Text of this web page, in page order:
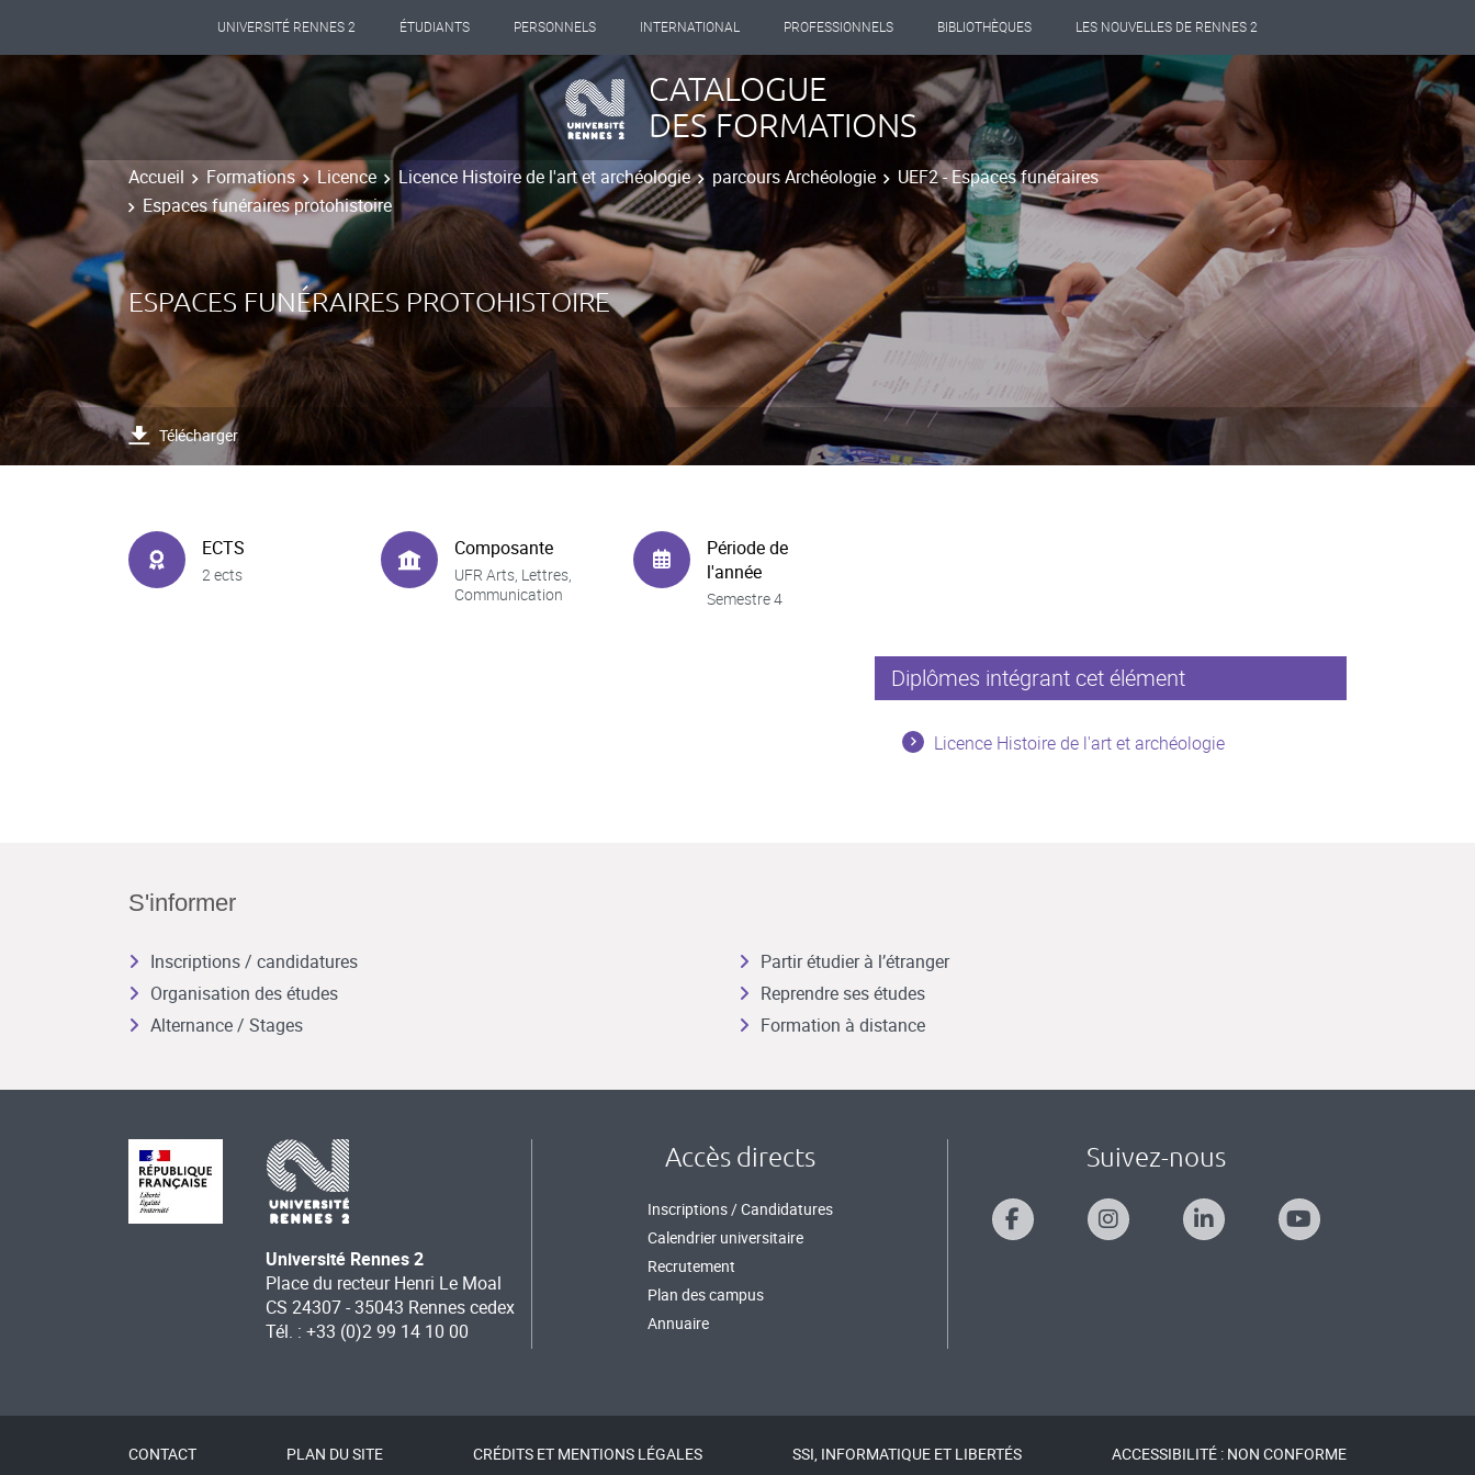
UNIVERSITÉ RENNES 2 ÉTUDIANTS PERSONNELS INTERNATIONAL PROFESSIONNELS BIBLIOTHÈQUES LES NOUVELLES DE RENNES 2
CATALOGUE
DES FORMATIONS
Accueil Formations Licence Licence Histoire de l'art et archéologie parcours Archéologie
UEF2 - Espaces funéraires
Espaces funéraires protohistoire
ESPACES FUNÉRAIRES PROTOHISTOIRE
Télécharger
ECTS
2 ects
Composante
UFR Arts, Lettres,
Communication
Période de
l'année
Semestre 4
Diplômes intégrant cet élément
Licence Histoire de l'art et archéologie
S'informer
Inscriptions / candidatures
Organisation des études
Alternance / Stages
Partir étudier à l’étranger
Reprendre ses études
Formation à distance
Université Rennes 2
Place du recteur Henri Le Moal
CS 24307 - 35043 Rennes cedex
Tél. : +33 (0)2 99 14 10 00
Accès directs
Inscriptions / Candidatures
Calendrier universitaire
Recrutement
Plan des campus
Annuaire
Suivez-nous
CONTACT PLAN DU SITE CRÉDITS ET MENTIONS LÉGALES SSI, INFORMATIQUE ET LIBERTÉS ACCESSIBILITÉ : NON CONFORME